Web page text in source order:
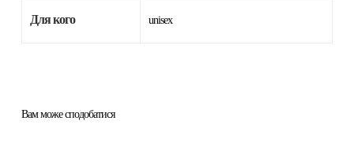
Для кого unisex
Вам може сподобатися